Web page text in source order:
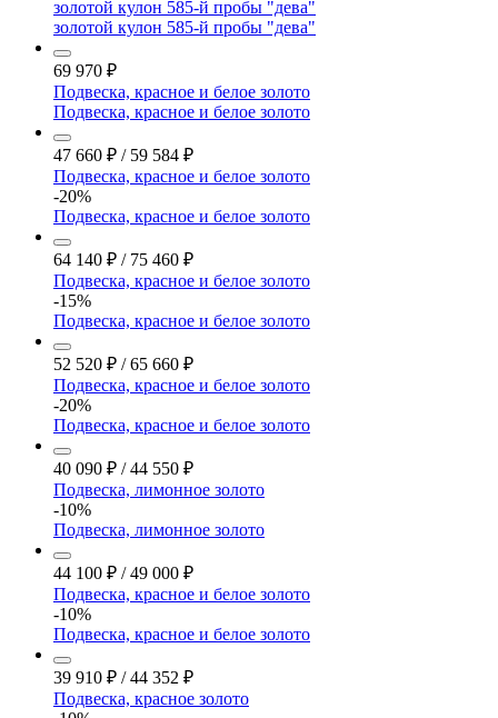
золотой кулон 585-й пробы "дева"
золотой кулон 585-й пробы "дева"
69 970 ₽
Подвеска, красное и белое золото
Подвеска, красное и белое золото
47 660 ₽ / 59 584 ₽
Подвеска, красное и белое золото
-20%
Подвеска, красное и белое золото
64 140 ₽ / 75 460 ₽
Подвеска, красное и белое золото
-15%
Подвеска, красное и белое золото
52 520 ₽ / 65 660 ₽
Подвеска, красное и белое золото
-20%
Подвеска, красное и белое золото
40 090 ₽ / 44 550 ₽
Подвеска, лимонное золото
-10%
Подвеска, лимонное золото
44 100 ₽ / 49 000 ₽
Подвеска, красное и белое золото
-10%
Подвеска, красное и белое золото
39 910 ₽ / 44 352 ₽
Подвеска, красное золото